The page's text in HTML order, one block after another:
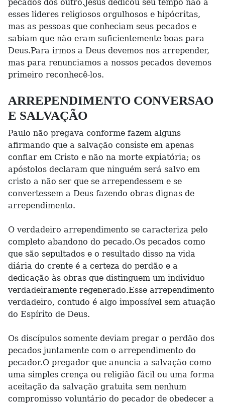
pecados dos outro.Jesus dedicou seu tempo não a
esses lideres religiosos orgulhosos e hipócritas,
mas as pessoas que conheciam seus pecados e
sabiam que não eram suficientemente boas para
Deus.Para irmos a Deus devemos nos arrepender,
mas para renunciamos a nossos pecados devemos
primeiro reconhecê-los.
ARREPENDIMENTO CONVERSAO
E SALVAÇÃO
Paulo não pregava conforme fazem alguns
afirmando que a salvação consiste em apenas
confiar em Cristo e não na morte expiatória; os
apóstolos declaram que ninguém será salvo em
cristo a não ser que se arrependessem e se
convertessem a Deus fazendo obras dignas de
arrependimento.
O verdadeiro arrependimento se caracteriza pelo
completo abandono do pecado.Os pecados como
que são sepultados e o resultado disso na vida
diária do crente é a certeza do perdão e a
dedicação às obras que distinguem um individuo
verdadeiramente regenerado.Esse arrependimento
verdadeiro, contudo é algo impossível sem atuação
do Espírito de Deus.
Os discípulos somente deviam pregar o perdão dos
pecados juntamente com o arrependimento do
pecador.O pregador que anuncia a salvação como
uma simples crença ou religião fácil ou uma forma
aceitação da salvação gratuita sem nenhum
compromisso voluntário do pecador de obedecer a